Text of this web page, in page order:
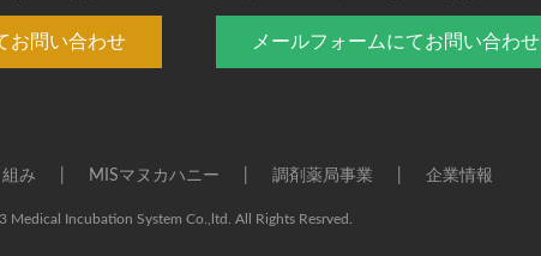
お問い合わせ メールフォームにてお問い合わせ
み MISマヌカハニー 調剤薬局事業 企業情報
Medical Incubation System Co.,ltd. All Rights Resrved.